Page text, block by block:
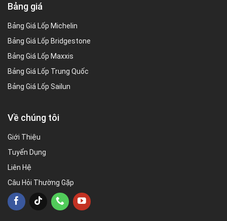
Bảng giá
Bảng Giá Lốp Michelin
Bảng Giá Lốp Bridgestone
Bảng Giá Lốp Maxxis
Bảng Giá Lốp Trung Quốc
Bảng Giá Lốp Sailun
Về chúng tôi
Giới Thiệu
Tuyển Dụng
Liên Hệ
Câu Hỏi Thường Gặp